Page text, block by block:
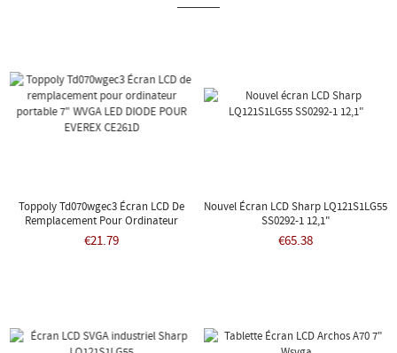
Toppoly Td070wgec3 Écran LCD De
Remplacement Pour Ordinateur
Portable 7" WVGA LED DIODE POUR
EVEREX CE261D
€21.79
Nouvel Écran LCD Sharp LQ121S1LG55
SS0292-1 12,1"
€65.38